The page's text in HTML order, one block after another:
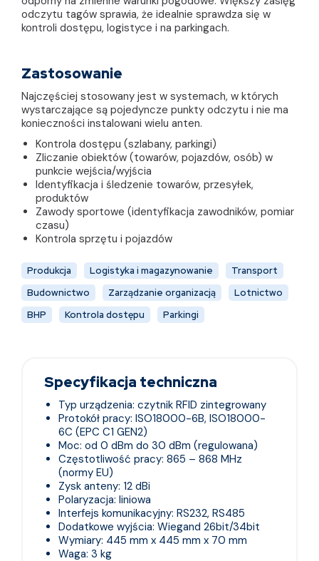
odczytu tagów sprawia, że idealnie sprawdza się w
kontroli dostępu, logistyce i na parkingach.
Zastosowanie
Najczęściej stosowany jest w systemach, w których
wystarczające są pojedyncze punkty odczytu i nie ma
konieczności instalowani wielu anten.
Kontrola dostępu (szlabany, parkingi)
Zliczanie obiektów (towarów, pojazdów, osób) w
punkcie wejścia/wyjścia
Identyfikacja i śledzenie towarów, przesyłek,
produktów
Zawody sportowe (identyfikacja zawodników, pomiar
czasu)
Kontrola sprzętu i pojazdów
Produkcja Logistyka i magazynowanie
Transport
Budownictwo
Zarządzanie organizacją
Lotnictwo
BHP
Kontrola dostępu Parkingi
Specyfikacja techniczna
Typ urządzenia: czytnik RFID zintegrowany
Protokół pracy: ISO18000-6B, ISO18000-
6C (EPC C1 GEN2)
Moc: od 0 dBm do 30 dBm (regulowana)
Częstotliwość pracy: 865 – 868 MHz
(normy EU)
Zysk anteny: 12 dBi
Polaryzacja: liniowa
Interfejs komunikacyjny: RS232, RS485
Dodatkowe wyjścia: Wiegand 26bit/34bit
Wymiary: 445 mm x 445 mm x 70 mm
Waga: 3 kg